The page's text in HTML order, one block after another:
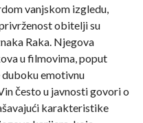
vanjskom izgledu,
obitelji su
Raka. Njegova
u filmovima, poput
duboku emotivnu
često u javnosti govori o
karakteristike